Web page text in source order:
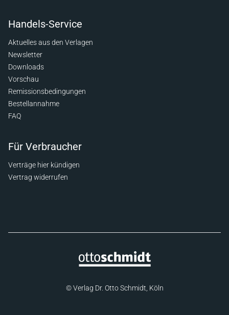
Handels-Service
Aktuelles aus den Verlagen
Newsletter
Downloads
Vorschau
Remissionsbedingungen
Bestellannahme
FAQ
Für Verbraucher
Verträge hier kündigen
Vertrag widerrufen
© Verlag Dr. Otto Schmidt, Köln